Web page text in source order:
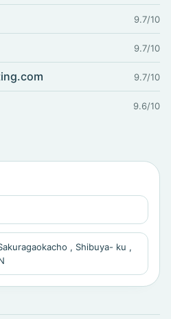
9.7/10
9.7/10
9.7/10
9.6/10
, Shibuya- ku ,